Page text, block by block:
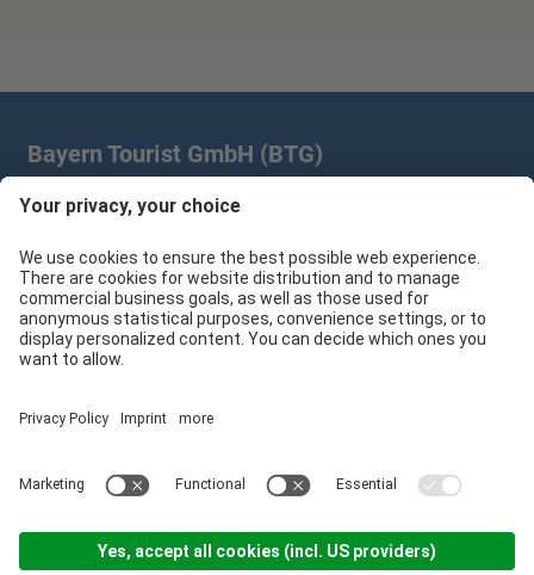
Bayern Tourist GmbH (BTG)
Prinz-Ludwig-Palais | Türkenstr. 7 | 80333 München
branchenpartner@btg-service.de
Bayern Tourist GmbH (BTG) Sitemap
Impressum
Datenschutzerklärung
Cookie-Einstellungen produced by